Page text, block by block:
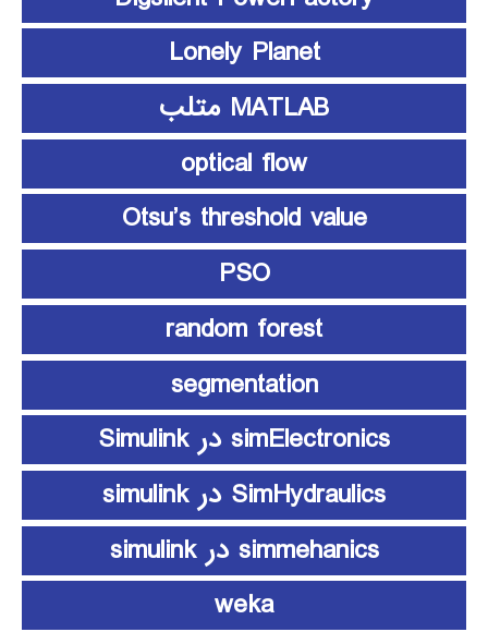
Lonely Planet
MATLAB متلب
optical flow
Otsu’s threshold value
PSO
random forest
segmentation
simElectronics در Simulink
SimHydraulics در simulink
simmehanics در simulink
weka